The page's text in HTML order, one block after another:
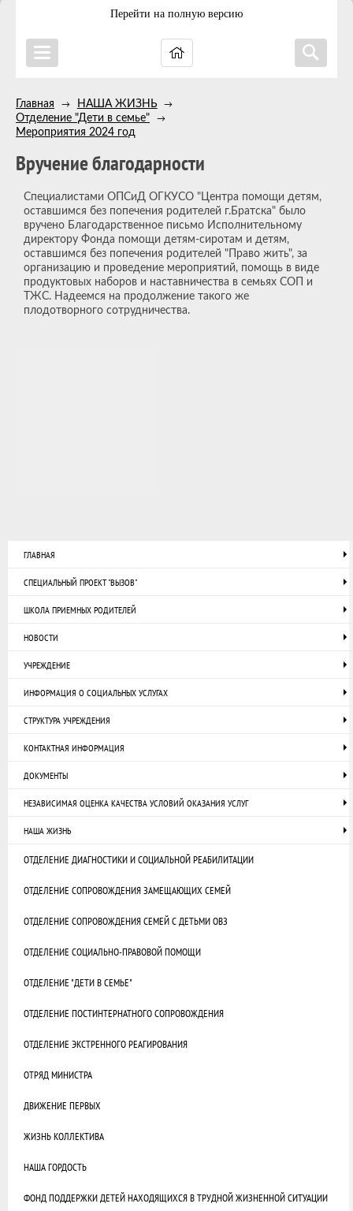
Перейти на полную версию
Главная → НАША ЖИЗНЬ →
Отделение "Дети в семье" →
Мероприятия 2024 год
Вручение благодарности
Специалистами ОПСиД ОГКУСО "Центра помощи детям,
оставшимся без попечения родителей г.Братска" было
вручено Благодарственное письмо Исполнительному
директору Фонда помощи детям-сиротам и детям,
оставшимся без попечения родителей "Право жить", за
организацию и проведение мероприятий, помощь в виде
продуктовых наборов и наставничества в семьях СОП и
ТЖС. Надеемся на продолжение такого же
плодотворного сотрудничества.
ГЛАВНАЯ
СПЕЦИАЛЬНЫЙ ПРОЕКТ "ВЫЗОВ"
ШКОЛА ПРИЕМНЫХ РОДИТЕЛЕЙ
НОВОСТИ
УЧРЕЖДЕНИЕ
ИНФОРМАЦИЯ О СОЦИАЛЬНЫХ УСЛУГАХ
СТРУКТУРА УЧРЕЖДЕНИЯ
КОНТАКТНАЯ ИНФОРМАЦИЯ
ДОКУМЕНТЫ
НЕЗАВИСИМАЯ ОЦЕНКА КАЧЕСТВА УСЛОВИЙ ОКАЗАНИЯ УСЛУГ
НАША ЖИЗНЬ
ОТДЕЛЕНИЕ ДИАГНОСТИКИ И СОЦИАЛЬНОЙ РЕАБИЛИТАЦИИ
ОТДЕЛЕНИЕ СОПРОВОЖДЕНИЯ ЗАМЕЩАЮЩИХ СЕМЕЙ
ОТДЕЛЕНИЕ СОПРОВОЖДЕНИЯ СЕМЕЙ С ДЕТЬМИ ОВЗ
ОТДЕЛЕНИЕ СОЦИАЛЬНО-ПРАВОВОЙ ПОМОЩИ
ОТДЕЛЕНИЕ "ДЕТИ В СЕМЬЕ"
ОТДЕЛЕНИЕ ПОСТИНТЕРНАТНОГО СОПРОВОЖДЕНИЯ
ОТДЕЛЕНИЕ ЭКСТРЕННОГО РЕАГИРОВАНИЯ
ОТРЯД МИНИСТРА
ДВИЖЕНИЕ ПЕРВЫХ
ЖИЗНЬ КОЛЛЕКТИВА
НАША ГОРДОСТЬ
ФОНД ПОДДЕРЖКИ ДЕТЕЙ НАХОДЯЩИХСЯ В ТРУДНОЙ ЖИЗНЕННОЙ СИТУАЦИИ